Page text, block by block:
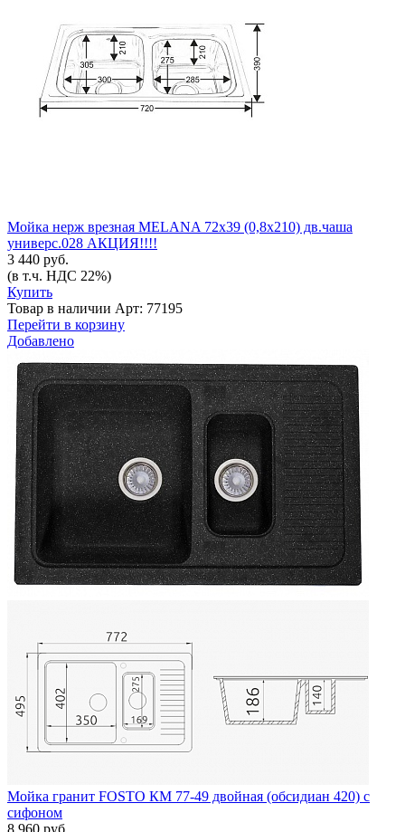
Мойка нерж врезная MELANA 72х39 (0,8х210) дв.чаша
универс.028 АКЦИЯ!!!!
3 440 руб.
(в т.ч. НДС 22%)
Купить
Товар в наличии Арт: 77195
Перейти в корзину
Добавлено
Мойка гранит FOSTO КМ 77-49 двойная (обсидиан 420) с
сифоном